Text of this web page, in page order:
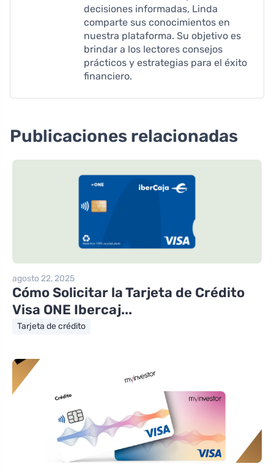
decisiones informadas, Linda
comparte sus conocimientos en
nuestra plataforma. Su objetivo es
brindar a los lectores consejos
prácticos y estrategias para el éxito
financiero.
Publicaciones relacionadas
agosto 22, 2025
Cómo Solicitar la Tarjeta de Crédito
Visa ONE Ibercaj...
Tarjeta de crédito